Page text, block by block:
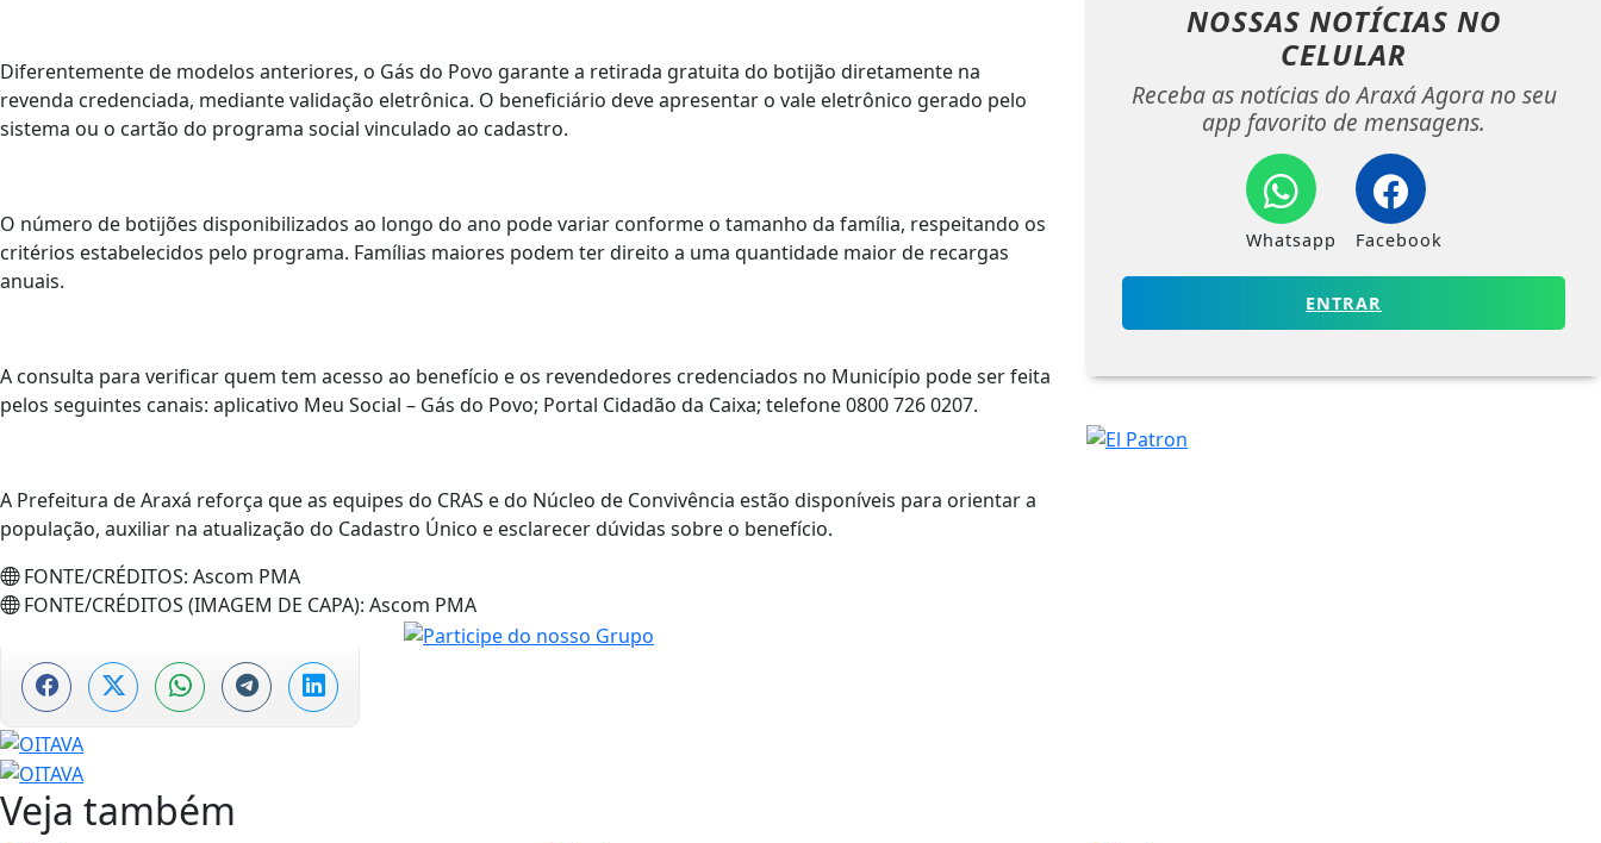
Diferentemente de modelos anteriores, o Gás do Povo garante a retirada gratuita do botijão diretamente na
revenda credenciada, mediante validação eletrônica. O beneficiário deve apresentar o vale eletrônico gerado pelo
sistema ou o cartão do programa social vinculado ao cadastro.
O número de botijões disponibilizados ao longo do ano pode variar conforme o tamanho da família, respeitando os
critérios estabelecidos pelo programa. Famílias maiores podem ter direito a uma quantidade maior de recargas
anuais.
A consulta para verificar quem tem acesso ao benefício e os revendedores credenciados no Município pode ser feita
pelos seguintes canais: aplicativo Meu Social – Gás do Povo; Portal Cidadão da Caixa; telefone 0800 726 0207.
A Prefeitura de Araxá reforça que as equipes do CRAS e do Núcleo de Convivência estão disponíveis para orientar a
população, auxiliar na atualização do Cadastro Único e esclarecer dúvidas sobre o benefício.
FONTE/CRÉDITOS: Ascom PMA
FONTE/CRÉDITOS (IMAGEM DE CAPA): Ascom PMA
NOSSAS NOTÍCIAS NO
CELULAR
Receba as notícias do Araxá Agora no seu
app favorito de mensagens.
Whatsapp Facebook
ENTRAR
Veja também